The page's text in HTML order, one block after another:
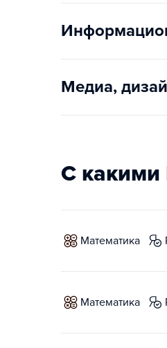
Медиа,
С какими
математика
математика